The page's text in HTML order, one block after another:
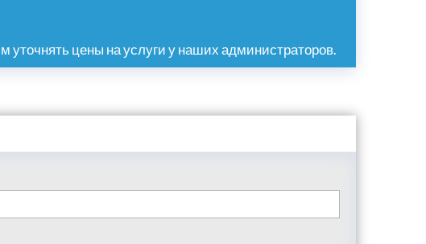
цены на услуги у наших администраторов.